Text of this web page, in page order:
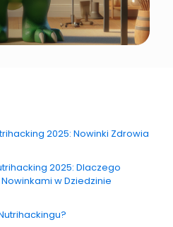
2025: Nowinki Zdrowia
2025: Dlaczego
w Dziedzinie